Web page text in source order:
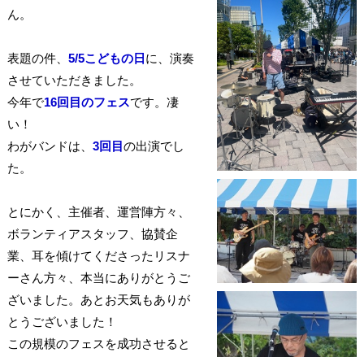
ん。
表題の件、 5/5こどもの日 に、演奏
させていただきました。
今年で16回目のフェスです。凄
い！
わがバンドは、 3回目 の出演でし
た。
とにかく、主催者、運営陣方々、
ボランティアスタッフ、協賛企
業、耳を傾けてくださったリスナ
ーさん方々、本当にありがとうご
ざいました。あとお天気もありが
とうございました！
この規模のフェスを成功させると